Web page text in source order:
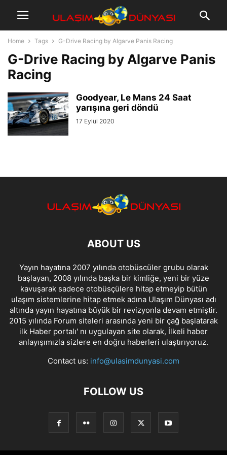
Home Tags G-Drive Racing by Algarve Panis Racing
G-Drive Racing by Algarve Panis
Racing
Goodyear, Le Mans 24 Saat
yarışına geri döndü
17 Eylül 2020
ABOUT US
Yayın hayatına 2007 yılında otobüscüler grubu olarak
başlayan, 2008 yılında başka bir kimliğe, yeni bir yüze
kavuşarak sadece otobüsçülere hitap etmeyip bütün
ulaşım sistemlerine hitap etmek adına Ulaşım Dünyası adı
altında yayın hayatına büyük bir revizyonla devam etmiştir.
2015 yılında Forum siteleri arasında yeni bir çağ başlatarak
ilk Haber portalı' nı uygulayan site olarak, İlkeli haber
anlayışımızla sizlere en doğru haberleri ulaştırıyoruz.
Contact us: info@ulasimdunyasi.com
FOLLOW US